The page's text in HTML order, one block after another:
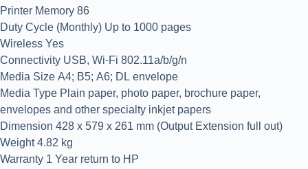
Printer Memory 86
Duty Cycle (Monthly) Up to 1000 pages
Wireless Yes
Connectivity USB, Wi-Fi 802.11a/b/g/n
Media Size A4; B5; A6; DL envelope
Media Type Plain paper, photo paper, brochure paper,
envelopes and other specialty inkjet papers
Dimension 428 x 579 x 261 mm (Output Extension full out)
Weight 4.82 kg
Warranty 1 Year return to HP